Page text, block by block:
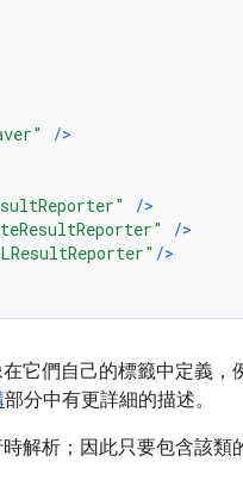
/>
/>
/>
/>
它們自己的標籤中定義，
部分中有更詳細的描述。
解析；因此只要包含該類